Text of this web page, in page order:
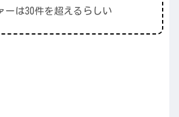
ーは30件を超えるらしい